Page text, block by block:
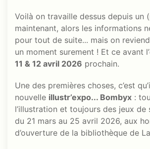
Voilà on travaille dessus depuis un
maintenant, alors les informations
pour tout de suite... mais on
un moment surement ! Et ce avant l’
11 & 12 avril 2026 prochain.
Une des premières choses, c’est
nouvelle illustr’expo... Bombyx :
l’illustration et toujours des jeux de
du 21 mars au 25 avril 2026, aux
d’ouverture de la bibliothèque de